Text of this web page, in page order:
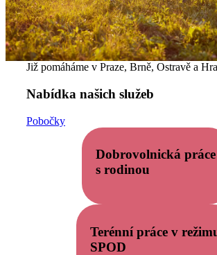
Již pomáháme v Praze, Brně, Ostravě a
Nabídka našich služeb
Pobočky
Dobrovolnická práce
s rodinou
Terénní práce v
SPOD